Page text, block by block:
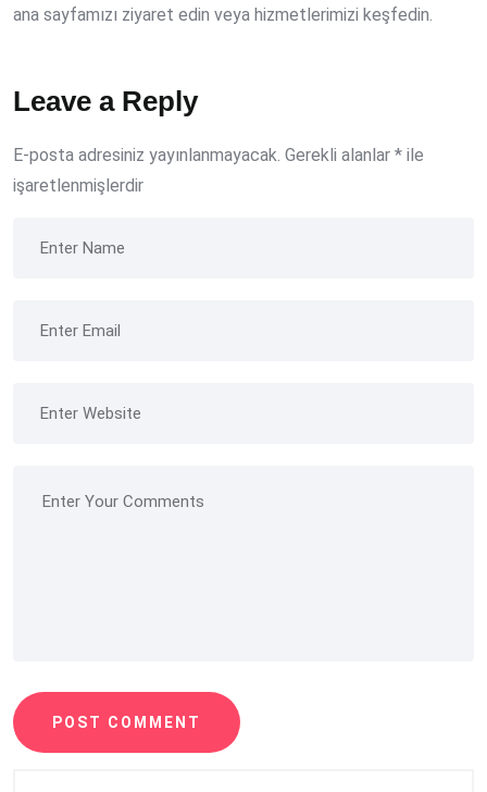
ana sayfamızı ziyaret edin veya hizmetlerimizi keşfedin.
Leave a Reply
E-posta adresiniz yayınlanmayacak. Gerekli alanlar * ile
işaretlenmişlerdir
POST COMMENT